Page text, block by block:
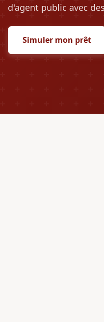
d'agent public avec
Simuler mon prêt